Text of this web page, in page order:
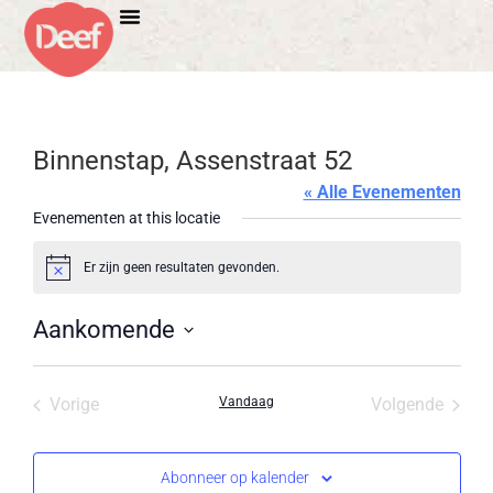
Binnenstap, Assenstraat 52
« Alle Evenementen
Evenementen at this locatie
BerichtEr zijn geen resultaten gevonden.
Aankomende
een
VorigeEvenementen Vandaag Volgende
Abonneer op kalender